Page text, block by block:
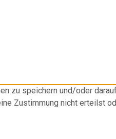
zu speichern und/oder
Zustimmung nicht erteilst